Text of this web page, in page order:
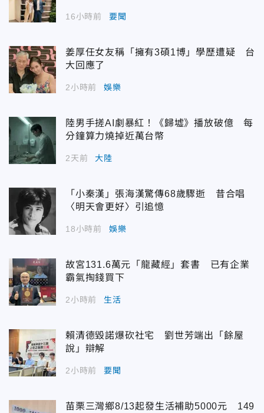
16小時前 要聞
姜厚任女友稱「擁有3碩1博」學歷遭疑 台
大回應了
2小時前 娛樂
陸男手搓AI劇暴紅！《歸墟》播放破億 每
分鐘算力燒掉近萬台幣
2天前 大陸
「小秦漢」張海漢驚傳68歲驟逝 昔合唱
〈明天會更好〉引追憶
18小時前 娛樂
故宮131.6萬元「龍藏經」套書 已有企業
霸氣掏錢買下
2小時前 生活
賴清德毀諾爆砍社宅 劉世芳端出「餘屋
說」辯解
2小時前 要聞
苗栗三灣鄉8/13起發生活補助5000元 149